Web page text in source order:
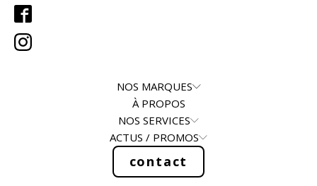
NOS MARQUES
À PROPOS
NOS SERVICES
ACTUS / PROMOS
contact